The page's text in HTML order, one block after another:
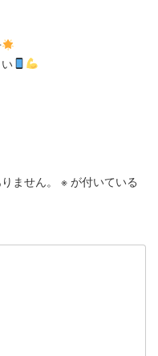
ません。 ※ が付いている